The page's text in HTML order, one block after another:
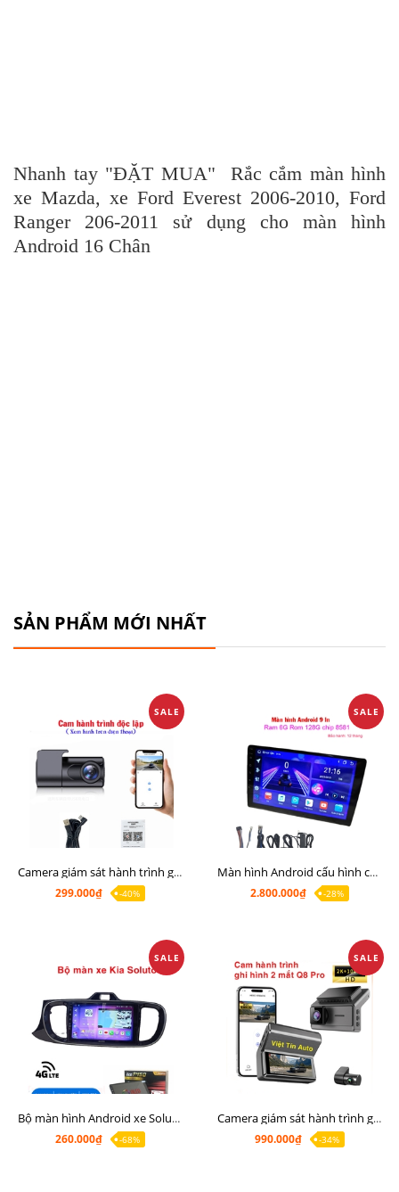
Nhanh tay "ĐẶT MUA" Rắc cắm màn hình
xe Mazda, xe Ford Everest 2006-2010, Ford
Ranger 206-2011 sử dụng cho màn hình
Android 16 Chân
SẢN PHẨM MỚI NHẤT
SALE
Camera giám sát hành trình giá rẻ, cam hành trình cho màn Android, cam hành trình kết nối điện thoại
299.000₫
-40%
SALE
Màn hình Android cấu hình cao Ram 6G Rom 128G chip 8 nhân 8581
2.800.000₫
-28%
SALE
Bộ màn hình Android xe Soluto, mặt dưỡng lắp màn hình Soluto kèm rắc zin
260.000₫
-68%
SALE
Camera giám sát hành trình ghi hình 2 mắt Q8 Pro độ phân giải 2K +1080P
990.000₫
-34%